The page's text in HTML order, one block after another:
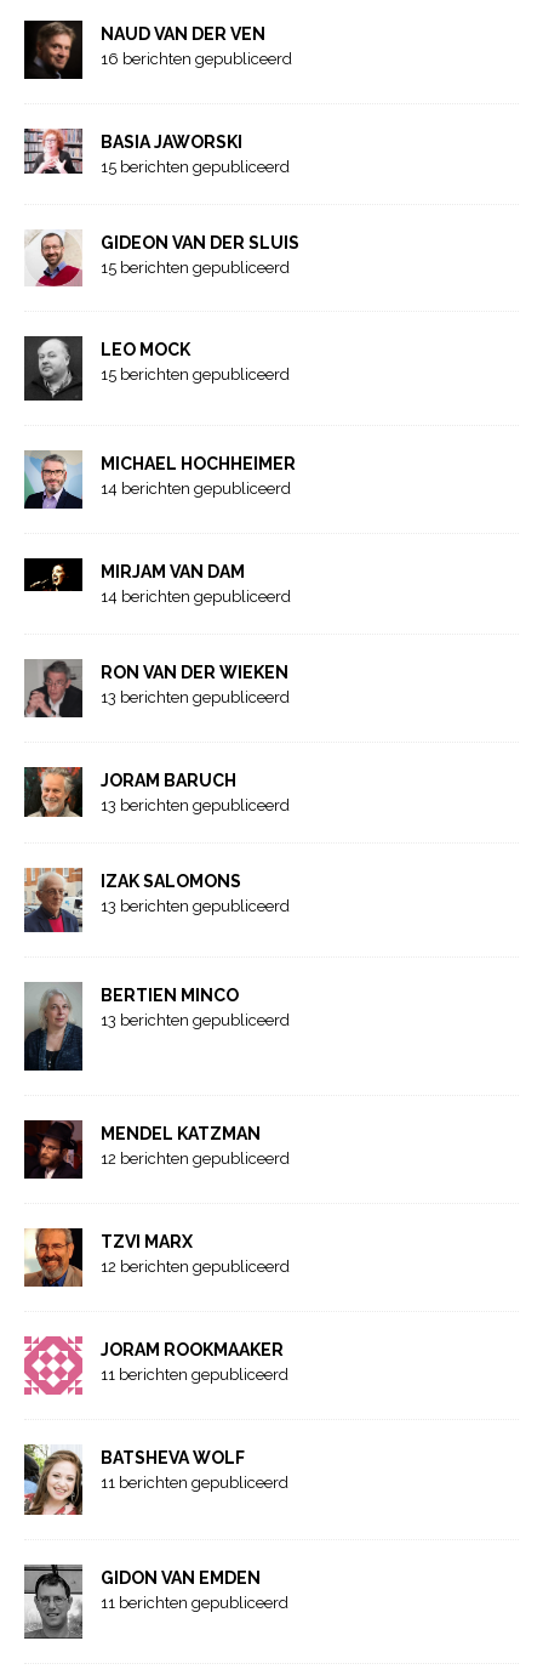
NAUD VAN DER VEN
16 berichten gepubliceerd
BASIA JAWORSKI
15 berichten gepubliceerd
GIDEON VAN DER SLUIS
15 berichten gepubliceerd
LEO MOCK
15 berichten gepubliceerd
MICHAEL HOCHHEIMER
14 berichten gepubliceerd
MIRJAM VAN DAM
14 berichten gepubliceerd
RON VAN DER WIEKEN
13 berichten gepubliceerd
JORAM BARUCH
13 berichten gepubliceerd
IZAK SALOMONS
13 berichten gepubliceerd
BERTIEN MINCO
13 berichten gepubliceerd
MENDEL KATZMAN
12 berichten gepubliceerd
TZVI MARX
12 berichten gepubliceerd
JORAM ROOKMAAKER
11 berichten gepubliceerd
BATSHEVA WOLF
11 berichten gepubliceerd
GIDON VAN EMDEN
11 berichten gepubliceerd